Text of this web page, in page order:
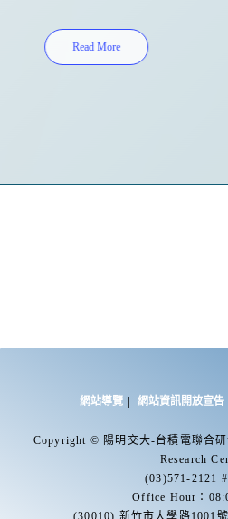
Read More
網站導覽 網站資訊開放宣告
Copyright © 陽明交大-台積電聯合
Research
(03)571-2121
Office Hour：
(30010) 新竹市大學路1001